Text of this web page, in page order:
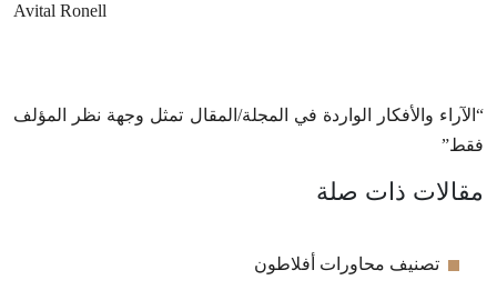
Avital Ronell
“الآراء والأفكار الواردة في المجلة/المقال تمثل وجهة نظر المؤلف
فقط”
مقالات ذات صلة
تصنيف محاورات أفلاطون